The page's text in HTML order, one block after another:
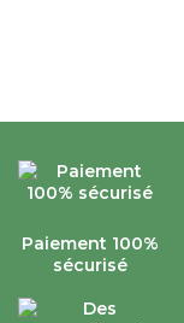
Paiement 100%
sécurisé